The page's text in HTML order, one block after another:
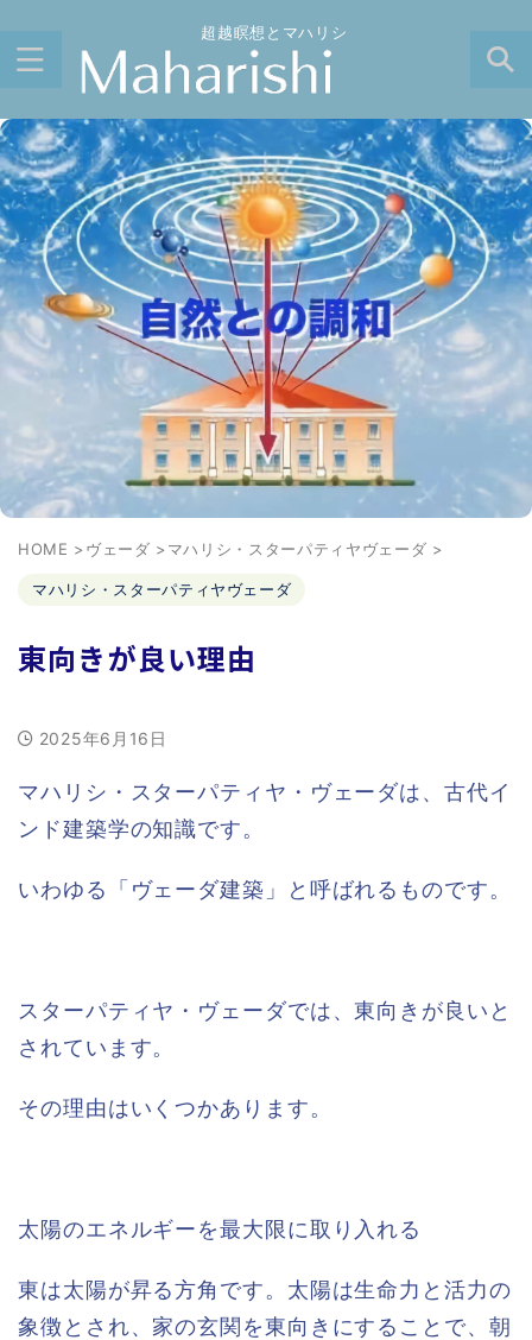
超越瞑想とマハリシ
HOME >ヴェーダ >マハリシ・スターパティヤヴェーダ >
マハリシ・スターパティヤヴェーダ
東向きが良い理由
2025年6月16日
マハリシ・スターパティヤ・ヴェーダは、古代イ
ンド建築学の知識です。
いわゆる「ヴェーダ建築」と呼ばれるものです。
スターパティヤ・ヴェーダでは、東向きが良いと
されています。
その理由はいくつかあります。
太陽のエネルギーを最大限に取り入れる
東は太陽が昇る方角です。太陽は生命力と活力の
象徴とされ、家の玄関を東向きにすることで、朝